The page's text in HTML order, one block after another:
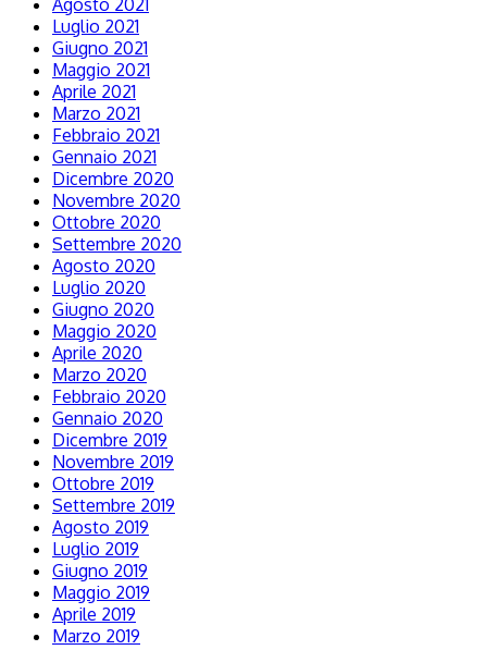
Agosto 2021
Luglio 2021
Giugno 2021
Maggio 2021
Aprile 2021
Marzo 2021
Febbraio 2021
Gennaio 2021
Dicembre 2020
Novembre 2020
Ottobre 2020
Settembre 2020
Agosto 2020
Luglio 2020
Giugno 2020
Maggio 2020
Aprile 2020
Marzo 2020
Febbraio 2020
Gennaio 2020
Dicembre 2019
Novembre 2019
Ottobre 2019
Settembre 2019
Agosto 2019
Luglio 2019
Giugno 2019
Maggio 2019
Aprile 2019
Marzo 2019